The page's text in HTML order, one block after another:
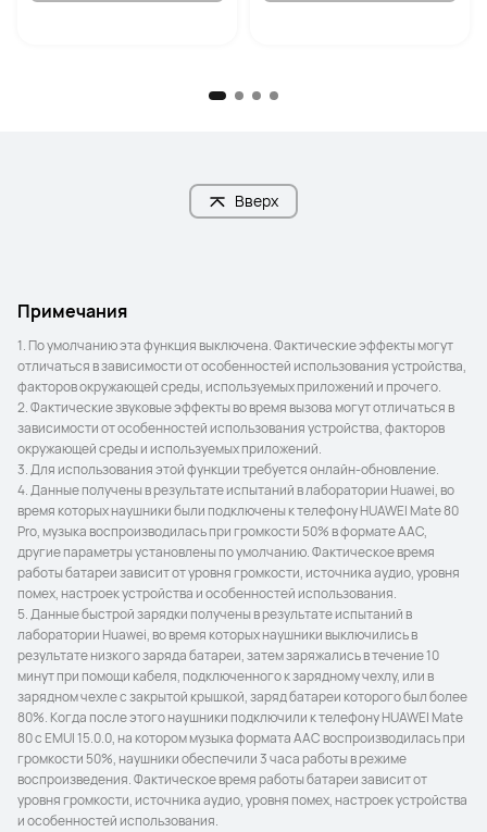
Вверх
Примечания
1. По умолчанию эта функция выключена. Фактические эффекты могут
отличаться в зависимости от особенностей использования устройства,
факторов окружающей среды, используемых приложений и прочего.
2. Фактические звуковые эффекты во время вызова могут отличаться в
зависимости от особенностей использования устройства, факторов
окружающей среды и используемых приложений.
3. Для использования этой функции требуется онлайн-обновление.
4. Данные получены в результате испытаний в лаборатории Huawei, во
время которых наушники были подключены к телефону HUAWEI Mate 80
Pro, музыка воспроизводилась при громкости 50% в формате AAC,
другие параметры установлены по умолчанию. Фактическое время
работы батареи зависит от уровня громкости, источника аудио, уровня
помех, настроек устройства и особенностей использования.
5. Данные быстрой зарядки получены в результате испытаний в
лаборатории Huawei, во время которых наушники выключились в
результате низкого заряда батареи, затем заряжались в течение 10
минут при помощи кабеля, подключенного к зарядному чехлу, или в
зарядном чехле с закрытой крышкой, заряд батареи которого был более
80%. Когда после этого наушники подключили к телефону HUAWEI Mate
80 с EMUI 15.0.0, на котором музыка формата AAC воспроизводилась при
громкости 50%, наушники обеспечили 3 часа работы в режиме
воспроизведения. Фактическое время работы батареи зависит от
уровня громкости, источника аудио, уровня помех, настроек устройства
и особенностей использования.